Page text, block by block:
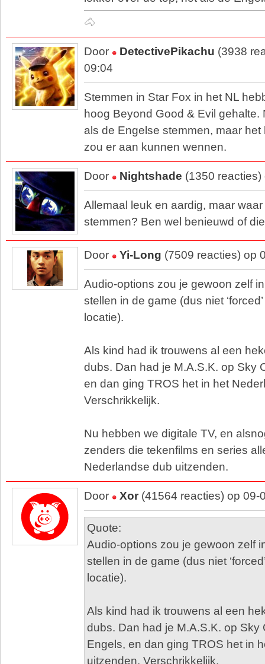
🐴
Door DetectivePikachu (3938
09:04
Stemmen in Star Fox in het NL
hoog Beyond Good & Evil gehalte.
als de Engelse stemmen, maar het
zou er aan kunnen wennen.
Door Nightshade (1350
Allemaal leuk en aardig, maar
stemmen? Ben wel benieuwd of
Door Yi-Long (7509 reacties) op
Audio-options zou je gewoon zelf
stellen in de game (dus niet
locatie).
Als kind had ik trouwens al een
dubs. Dan had je M.A.S.K. op Sky
en dan ging TROS het in het
Verschrikkelijk.
Nu hebben we digitale TV, en
zenders die tekenfilms en series
Nederlandse dub uitzenden.
Door Xor (41564 reacties) op 09-
Quote:
Audio-options zou je gewoon zelf
stellen in de game (dus niet
locatie).
Als kind had ik trouwens al een
dubs. Dan had je M.A.S.K. op Sky
Engels, en dan ging TROS het in
uitzenden. Verschrikkelijk.